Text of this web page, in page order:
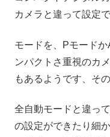
カメラと違って設定
モードを、Pモード
ンパクトさ重視のカ
もあるようです、そ
全自動モードと違っ
の設定ができたり細